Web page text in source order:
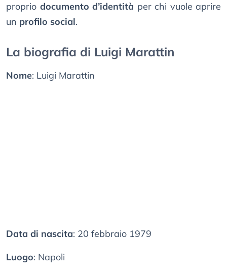
proprio documento d’identità per chi vuole aprire
un profilo social.
La biografia di Luigi Marattin
Nome: Luigi Marattin
Data di nascita: 20 febbraio 1979
Luogo: Napoli